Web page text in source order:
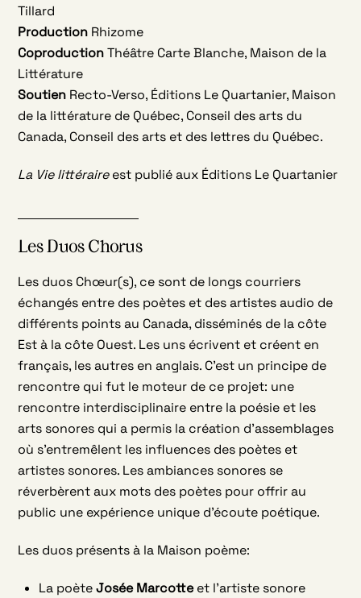
Tillard
Production Rhizome
CoproductionThéâtre Carte Blanche, Maison de la
Littérature
Soutien Recto-Verso, Éditions Le Quartanier, Maison
de la littérature de Québec, Conseil des arts du
Canada, Conseil des arts et des lettres du Québec.
La Vie littéraireest publié aux Éditions Le Quartanier
Les Duos Chorus
Les duos Chœur(s), ce sont de longs courriers
échangés entre des poètes et des artistes audio de
différents points au Canada, disséminés de la côte
Est à la côte Ouest. Les uns écrivent et créent en
français, les autres en anglais. C’est un principe de
rencontre qui fut le moteur de ce projet: une
rencontre interdisciplinaire entre la poésie et les
arts sonores qui a permis la création d’assemblages
où s’entremêlent les influences des poètes et
artistes sonores. Les ambiances sonores se
réverbèrent aux mots des poètes pour offrir au
public une expérience unique d’écoute poétique.
Les duos présents à la Maison poème:
La poèteJosée Marcotteet l’artiste sonore